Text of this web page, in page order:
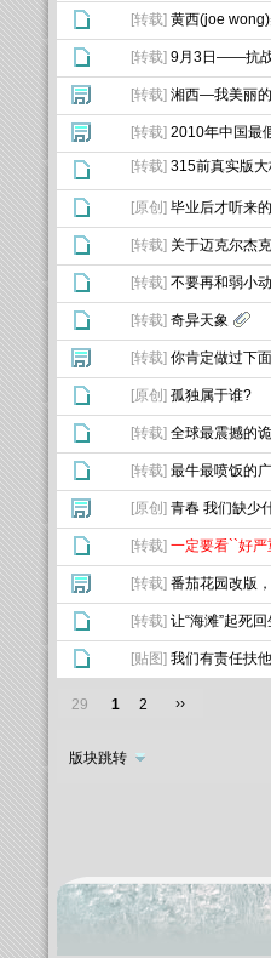
[转载] 黄西(joe
[转载] 9月3日——抗战
[转载] 湘西—我美丽
[转载] 2010年中国最
[转载] 315前真实版
[原创 ] 毕业后才听来的
[转载] 关于迈克尔杰
[转载] 不要再和弱小
[转载] 奇异天象
[转载] 你肯定做过下
[原创 ] 孤独属于谁?
[转载] 全球最震撼的
[转载] 最牛最喷饭的
[原创 ] 青春 我们缺少
[转载] 一定要看``好严
[转载] 番茄花园改版
[转载] 让“海滩”起死
[贴图] 我们有责任扶
29 1 2 ››
版块跳转